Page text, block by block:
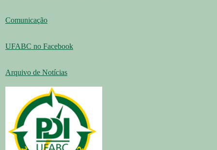
Comunicação
UFABC no Facebook
Arquivo de Notícias